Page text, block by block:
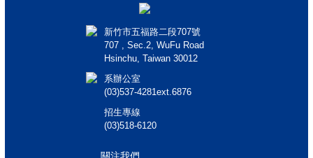
新竹市五福路二段707號
707 , Sec.2, WuFu Road
Hsinchu, Taiwan 30012
系辦公室
(03)537-4281ext.6876
招生專線
(03)518-6120
關注我們